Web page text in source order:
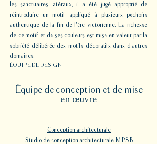
les sanctuaires latéraux, il a été jugé approprié de
réintroduire un motif appliqué à plusieurs pochoirs
authentique de la fin de l'ère victorienne. La richesse
de ce motif et de ses couleurs est mise en valeur par la
sobriété délibérée des motifs décoratifs dans d'autres
domaines.
ÉQUIPE DE DESIGN
Équipe de conception et de mise
en œuvre
Conception architecturale
Studio de conception architecturale MPSB